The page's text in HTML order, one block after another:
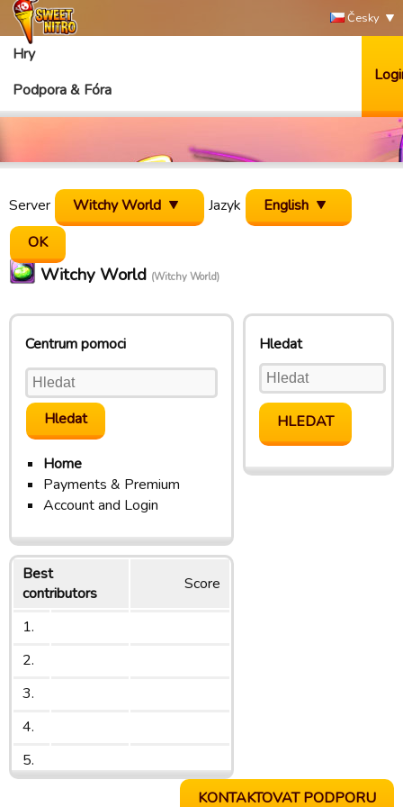
Česky
Hry
Podpora & Fóra
Server Witchy World Jazyk English
Witchy World (Witchy World)
Centrum pomoci
Home
Payments & Premium
Account and Login
Best
contributors
Score
1.
2.
3.
4.
5.
Hledat
KONTAKTOVAT PODPORU